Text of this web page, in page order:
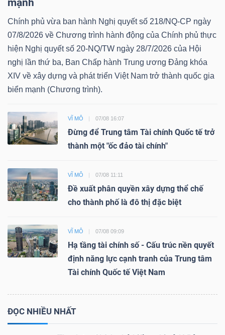
mạnh
Chính phủ vừa ban hành Nghị quyết số 218/NQ-CP ngày
07/8/2026 về Chương trình hành động của Chính phủ thực
hiện Nghị quyết số 20-NQ/TW ngày 28/7/2026 của Hội
nghị lần thứ ba, Ban Chấp hành Trung ương Đảng khóa
XIV về xây dựng và phát triển Việt Nam trở thành quốc gia
biển mạnh (Chương trình).
VĨ MÔ 07/08 16:07
Đừng để Trung tâm Tài chính Quốc tế trở
thành một "ốc đảo tài chính"
VĨ MÔ 07/08 11:11
Đề xuất phân quyền xây dựng thể chế
cho thành phố là đô thị đặc biệt
VĨ MÔ 07/08 09:09
Hạ tầng tài chính số - Cấu trúc nền quyết
định năng lực cạnh tranh của Trung tâm
Tài chính Quốc tế Việt Nam
ĐỌC NHIỀU NHẤT